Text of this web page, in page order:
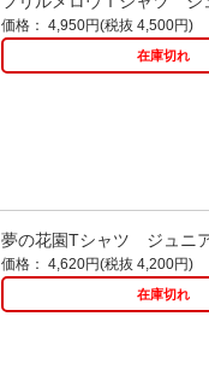
価格： 4,950円(税抜 4,500円)
在庫切れ
夢の花園Tシャツ ジュニ
価格： 4,620円(税抜 4,200円)
在庫切れ